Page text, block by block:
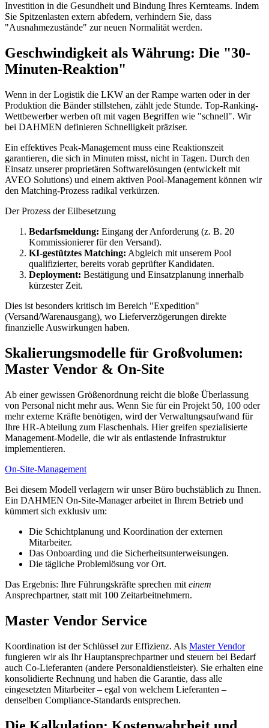
Investition in die Gesundheit und Bindung Ihres Kernteams. Indem
Sie Spitzenlasten extern abfedern, verhindern Sie, dass
"Ausnahmezustände" zur neuen Normalität werden.
Geschwindigkeit als Währung: Die "30-
Minuten-Reaktion"
Wenn in der Logistik die LKW an der Rampe warten oder in der
Produktion die Bänder stillstehen, zählt jede Stunde. Top-Ranking-
Wettbewerber werben oft mit vagen Begriffen wie "schnell". Wir
bei DAHMEN definieren Schnelligkeit präziser.
Ein effektives Peak-Management muss eine Reaktionszeit
garantieren, die sich in Minuten misst, nicht in Tagen. Durch den
Einsatz unserer proprietären Softwarelösungen (entwickelt mit
AVEO Solutions) und einem aktiven Pool-Management können wir
den Matching-Prozess radikal verkürzen.
Der Prozess der Eilbesetzung
Bedarfsmeldung: Eingang der Anforderung (z. B. 20
Kommissionierer für den Versand).
KI-gestütztes Matching: Abgleich mit unserem Pool
qualifizierter, bereits vorab geprüfter Kandidaten.
Deployment: Bestätigung und Einsatzplanung innerhalb
kürzester Zeit.
Dies ist besonders kritisch im Bereich "Expedition"
(Versand/Warenausgang), wo Lieferverzögerungen direkte
finanzielle Auswirkungen haben.
Skalierungsmodelle für Großvolumen:
Master Vendor & On-Site
Ab einer gewissen Größenordnung reicht die bloße Überlassung
von Personal nicht mehr aus. Wenn Sie für ein Projekt 50, 100 oder
mehr externe Kräfte benötigen, wird der Verwaltungsaufwand für
Ihre HR-Abteilung zum Flaschenhals. Hier greifen spezialisierte
Management-Modelle, die wir als entlastende Infrastruktur
implementieren.
On-Site-Management
Bei diesem Modell verlagern wir unser Büro buchstäblich zu Ihnen.
Ein DAHMEN On-Site-Manager arbeitet in Ihrem Betrieb und
kümmert sich exklusiv um:
Die Schichtplanung und Koordination der externen
Mitarbeiter.
Das Onboarding und die Sicherheitsunterweisungen.
Die tägliche Problemlösung vor Ort.
Das Ergebnis: Ihre Führungskräfte sprechen mit einem
Ansprechpartner, statt mit 100 Zeitarbeitnehmern.
Master Vendor Service
Koordination ist der Schlüssel zur Effizienz. Als Master Vendor
fungieren wir als Ihr Hauptansprechpartner und steuern bei Bedarf
auch Co-Lieferanten (andere Personaldienstleister). Sie erhalten eine
konsolidierte Rechnung und haben die Garantie, dass alle
eingesetzten Mitarbeiter – egal von welchem Lieferanten –
denselben Compliance-Standards entsprechen.